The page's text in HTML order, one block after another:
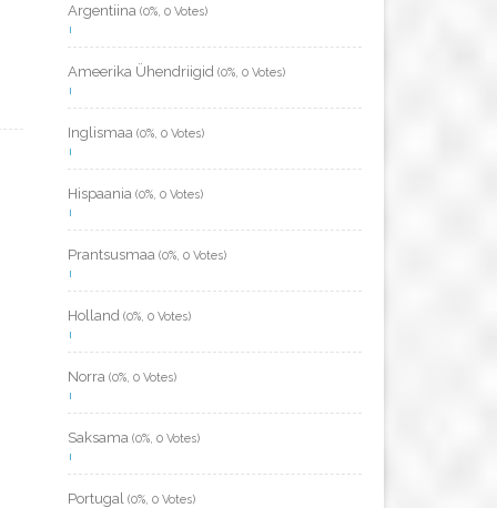
Argentiina (0%, 0 Votes)
Ameerika Ühendriigid (0%, 0 Votes)
Inglismaa (0%, 0 Votes)
Hispaania (0%, 0 Votes)
Prantsusmaa (0%, 0 Votes)
Holland (0%, 0 Votes)
Norra (0%, 0 Votes)
Saksama (0%, 0 Votes)
Portugal (0%, 0 Votes)